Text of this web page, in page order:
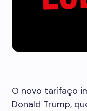
O novo tarifaço
Donald Trump,